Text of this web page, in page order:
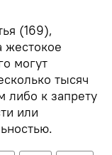
(169),
жестокое
могут
тысяч
либо к запрету
или